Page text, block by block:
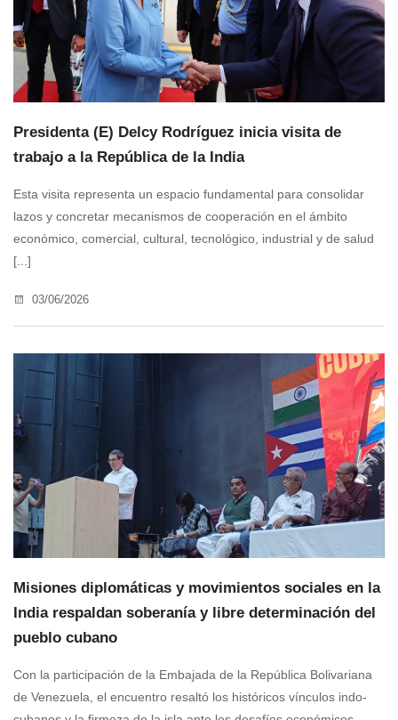
Presidenta (E) Delcy Rodríguez inicia visita de
trabajo a la República de la India
Esta visita representa un espacio fundamental para consolidar
lazos y concretar mecanismos de cooperación en el ámbito
económico, comercial, cultural, tecnológico, industrial y de salud
[...]
03/06/2026
Misiones diplomáticas y movimientos sociales en la
India respaldan soberanía y libre determinación del
pueblo cubano
Con la participación de la Embajada de la República Bolivariana
de Venezuela, el encuentro resaltó los históricos vínculos indo-